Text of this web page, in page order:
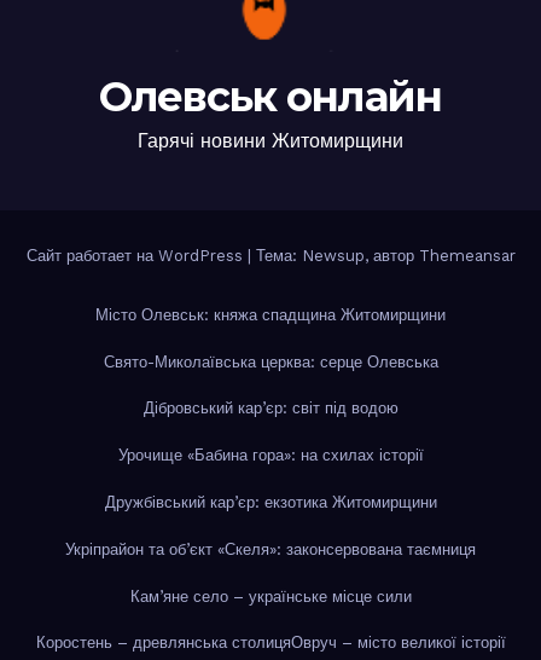
Олевськ онлайн
Гарячі новини Житомирщини
Сайт работает на WordPress Тема: Newsup, автор Themeansar
Місто Олевськ: княжа спадщина Житомирщини
Свято-Миколаївська церква: серце Олевська
Дібровський кар’єр: світ під водою
Урочище «Бабина гора»: на схилах історії
Дружбівський кар’єр: екзотика Житомирщини
Укріпрайон та об’єкт «Скеля»: законсервована таємниця
Кам’яне село – українське місце сили
Коростень – древлянська столицяОвруч – місто великої історії